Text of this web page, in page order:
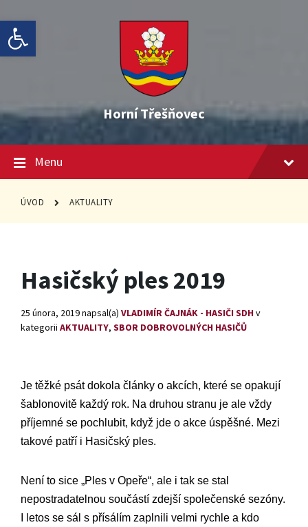
Open toolbar
to
content
to
main
navigation
to
footer
Horní Třešňovec
Menu
ÚVOD AKTUALITY
Hasičský ples 2019
25 února, 2019napsal(a) VLADIMÍR ČAJNÁK - HASIČI SDH v
kategorii AKTUALITY, SBOR DOBROVOLNÝCH HASIČŮ
Je těžké psát dokola články o akcích, které se opakují
šablonovitě každý rok. Na druhou stranu je ale vždy
příjemné se pochlubit, když jde o akce úspěšné. Mezi
takové patří i Hasičský ples.
Není to sice „Ples v Opeře“, ale i tak se stal
nepostradatelnou součástí zdejší společenské sezóny.
I letos se sál s přísálím zaplnili velmi rychle a kdo